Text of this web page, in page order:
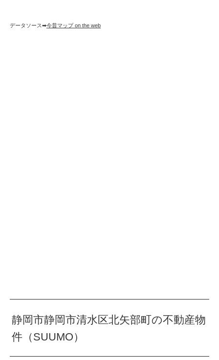
データソース➡︎今昔マップ on the web
静岡市静岡市清水区北矢部町の不動産物
件（SUUMO）